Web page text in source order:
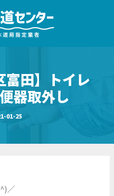
富田】トイレ
器取外し
01-25
／